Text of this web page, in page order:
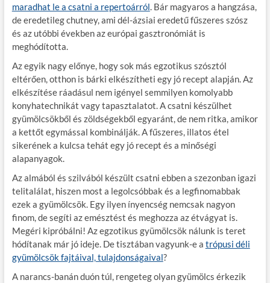
maradhat le a csatni a repertoárról. Bár magyaros a hangzása,
de eredetileg chutney, ami dél-ázsiai eredetű fűszeres szósz
és az utóbbi években az európai gasztronómiát is
meghódította.
Az egyik nagy előnye, hogy sok más egzotikus szósztól
eltérően, otthon is bárki elkészítheti egy jó recept alapján. Az
elkészítése ráadásul nem igényel semmilyen komolyabb
konyhatechnikát vagy tapasztalatot. A csatni készülhet
gyümölcsökből és zöldségekből egyaránt, de nem ritka, amikor
a kettőt egymással kombinálják. A fűszeres, illatos étel
sikerének a kulcsa tehát egy jó recept és a minőségi
alapanyagok.
Az almából és szilvából készült csatni ebben a szezonban igazi
telitalálat, hiszen most a legolcsóbbak és a legfinomabbak
ezek a gyümölcsök. Egy ilyen ínyencség nemcsak nagyon
finom, de segíti az emésztést és meghozza az étvágyat is.
Megéri kipróbálni! Az egzotikus gyümölcsök nálunk is teret
hódítanak már jó ideje. De tisztában vagyunk-e a trópusi déli
gyümölcsök fajtáival, tulajdonságaival?
A narancs-banán duón túl, rengeteg olyan gyümölcs érkezik